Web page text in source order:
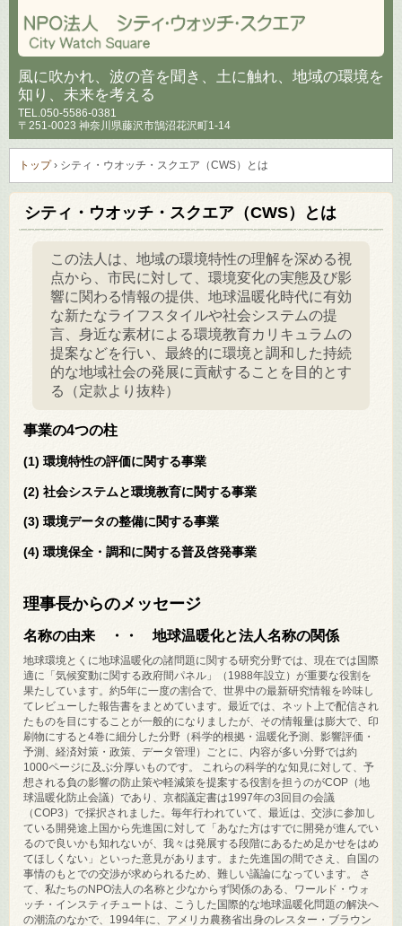
風に吹かれ、波の音を聞き、土に触れ、地域の環境を
知り、未来を考える
TEL.050-5586-0381
〒251-0023 神奈川県藤沢市鵠沼花沢町1-14
トップ› シティ・ウオッチ・スクエア（CWS）とは
シティ・ウオッチ・スクエア（CWS）とは
この法人は、地域の環境特性の理解を深める視
点から、市民に対して、環境変化の実態及び影
響に関わる情報の提供、地球温暖化時代に有効
な新たなライフスタイルや社会システムの提
言、身近な素材による環境教育カリキュラムの
提案などを行い、最終的に環境と調和した持続
的な地域社会の発展に貢献することを目的とす
る（定款より抜粋）
事業の4つの柱
(1) 環境特性の評価に関する事業
(2) 社会システムと環境教育に関する事業
(3) 環境データの整備に関する事業
(4) 環境保全・調和に関する普及啓発事業
理事長からのメッセージ
名称の由来 ・・ 地球温暖化と法人名称の関係
地球環境とくに地球温暖化の諸問題に関する研究分野では、現在では国際
適に「気候変動に関する政府間パネル」（1988年設立）が重要な役割を
果たしています。約5年に一度の割合で、世界中の最新研究情報を吟味し
てレビューした報告書をまとめています。最近では、ネット上で配信され
たものを目にすることが一般的になりましたが、その情報量は膨大で、印
刷物にすると4巻に細分した分野（科学的根拠・温暖化予測、影響評価・
予測、経済対策・政策、データ管理）ごとに、内容が多い分野では約
1000ページに及ぶ分厚いものです。 これらの科学的な知見に対して、予
想される負の影響の防止策や軽減策を提案する役割を担うのがCOP（地
球温暖化防止会議）であり、京都議定書は1997年の3回目の会議
（COP3）で採択されました。毎年行われていて、最近は、交渉に参加し
ている開発途上国から先進国に対して「あなた方はすでに開発が進んでい
るので良いかも知れないが、我々は発展する段階にあるため足かせをはめ
てほしくない」といった意見があります。また先進国の間でさえ、自国の
事情のもとでの交渉が求められるため、難しい議論になっています。 さ
て、私たちのNPO法人の名称と少なからず関係のある、ワールド・ウォ
ッチ・インスティチュートは、こうした国際的な地球温暖化問題の解決へ
の潮流のなかで、1994年に、アメリカ農務省出身のレスター・ブラウン